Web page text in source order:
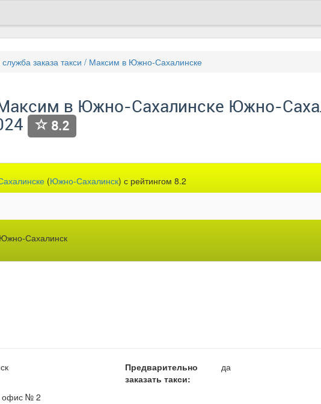
служба заказа такси / Максим в Южно-Сахалинске
в Южно-Сахалинске Южно-
8.2
(Южно-Сахалинск) с рейтингом 8.2
Сахалинск
офис № 2
Предварительно
заказать такси:
да